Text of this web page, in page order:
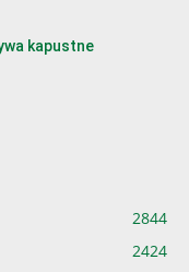
kapustne
2844
2424